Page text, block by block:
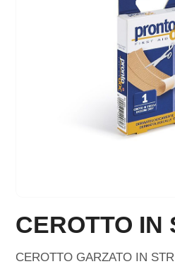
CEROTTO IN
CEROTTO GARZATO IN